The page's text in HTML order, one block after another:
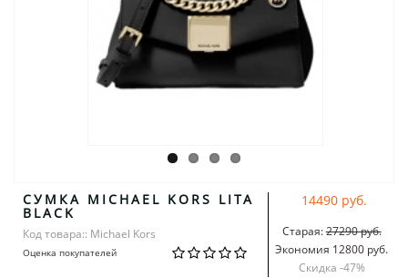
СУМКА MICHAEL KORS LITA
BLACK
Код товара:: Michael Kors
Оценка покупателей
14490 руб.
Старая:27290 руб.
Экономия 12800 руб.
Скидка -47%